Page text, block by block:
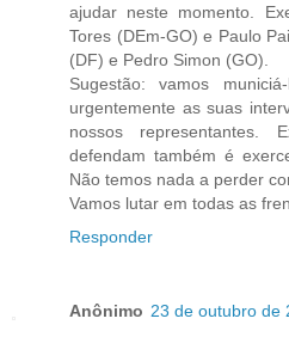
ajudar neste momento.
Tores (DEm-GO) e Paulo
(DF) e Pedro Simon (GO).
Sugestão: vamos
urgentemente as suas
nossos
defendam também é
Não temos nada a perder
Vamos lutar em todas as
Responder
Anônimo 23 de outubro de